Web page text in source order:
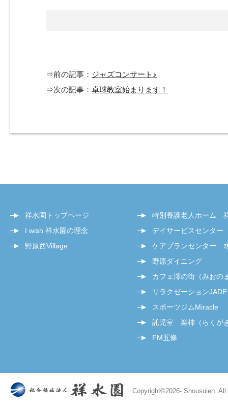
⇒前の記事： ジャズコンサート♪
⇒次の記事： 卓球教室始まります！
祥水園トップページ
I wish 祥水園の理念
野原西Village
特別養護老人ホーム
デイサービスセンタ
ケアプランセンター
野原ダイニング
カフェ澪の街（みおの
リラクゼーションJADE
スポーツジムMiracle
託児室 楽柿（らくが
FM五條
Copyright©2026- Shousuien.